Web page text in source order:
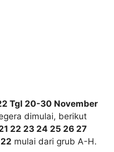
Tgl 20-30 November
dimulai, berikut
22 23 24 25 26 27
mulai dari grub A-H.